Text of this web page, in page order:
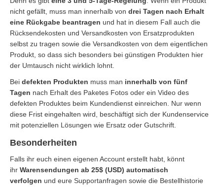
nicht gefällt, muss man innerhalb von drei Tagen nach Erhalt
eine Rückgabe beantragen und hat in diesem Fall auch die
Rücksendekosten und Versandkosten von Ersatzprodukten
selbst zu tragen sowie die Versandkosten von dem eigentlichen
Produkt, so dass sich besonders bei günstigen Produkten hier
der Umtausch nicht wirklich lohnt.
Bei defekten Produkten muss man innerhalb von fünf
Tagen nach Erhalt des Paketes Fotos oder ein Video des
defekten Produktes beim Kundendienst einreichen. Nur wenn
diese Frist eingehalten wird, beschäftigt sich der Kundenservice
mit potenziellen Lösungen wie Ersatz oder Gutschrift.
Besonderheiten
Falls ihr euch einen eigenen Account erstellt habt, könnt
ihr Warensendungen ab 25$ (USD) automatisch
verfolgen und eure Supportanfragen sowie die Bestellhistorie